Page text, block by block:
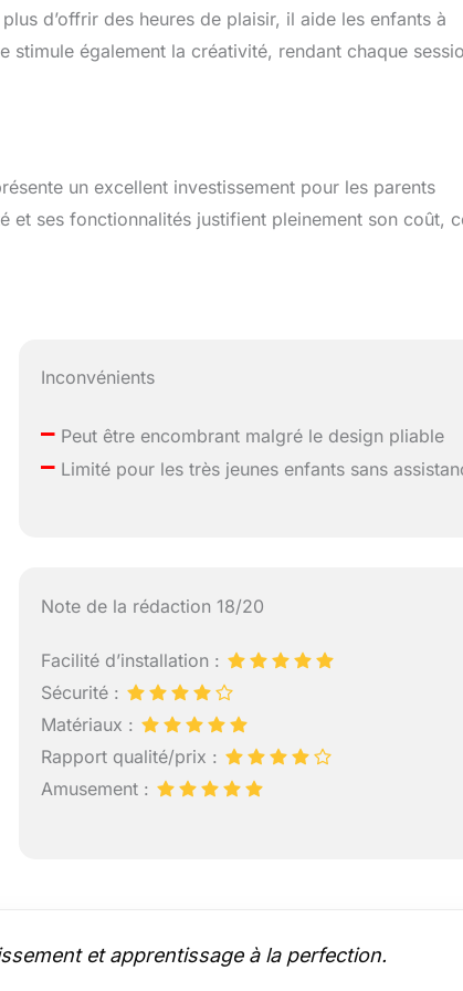
d’offrir des heures de plaisir, il aide les enfants à
également la créativité, rendant chaque
un excellent investissement pour les parents
et ses fonctionnalités justifient pleinement son coût,
Inconvénients
– Peut être encombrant malgré le design pliable
– Limité pour les très jeunes enfants sans
Note de la rédaction 18/20
Facilité d’installation :
Sécurité :
Matériaux :
Rapport qualité/prix :
Amusement :
et apprentissage à la perfection.